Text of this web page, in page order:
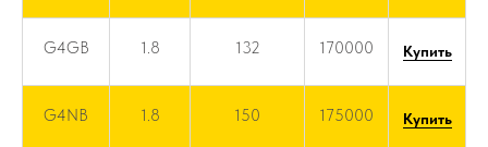
G4GB 1.8 132 170000 Купить
G4NB 1.8 150 175000 Купить